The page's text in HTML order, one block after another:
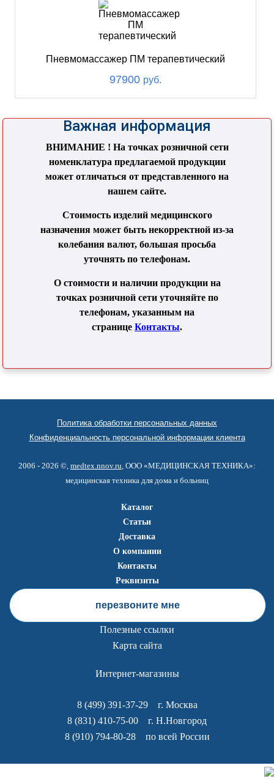
Пневмомассажер ПМ терапевтический
97900 руб.
Важная информация
ВНИМАНИЕ ! На точках розничной сети
номенклатура предлагаемой продукции
может отличаться от представленного на
нашем сайте.
Стоимость изделий медицинского
назначения может быть некорректной из-за
колебания валют, большая просьба
уточнять по телефонам.
О стоимости и наличии продукции на
точках розничной сети уточняйте по
телефонам, указанным на
странице Контакты.
Политика обработки персональных данных
Конфиденциальность персональной информации клиента
2006 - 2026 ©, medtex.nnov.ru , ООО «МЕДИЦИНСКАЯ ТЕХНИКА»:
медицинская техника для дома и больниц
Каталог
Статьи
Доставка
О компании
Контакты
Реквизиты
перезвоните мне
Полезные ссылки
Карта сайта
Интернет-магазины
8 (499) 391-37-29г. Москва
8 (831) 410-75-00 г. Н.Новгород
8 (910) 794-80-28по всей России